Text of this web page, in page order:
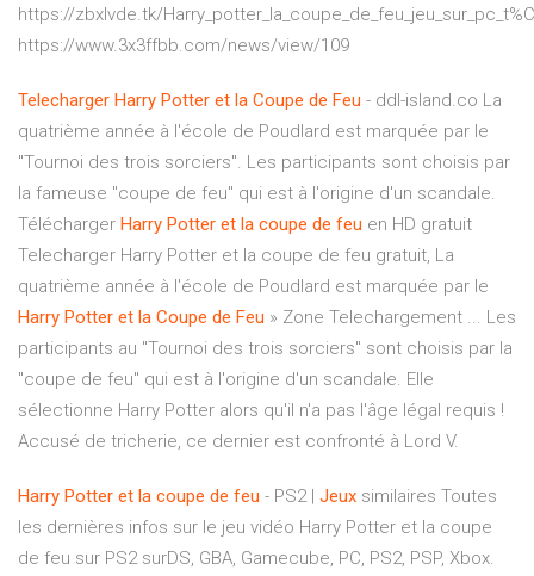
https://zbxlvde.tk/
https://www.3x3ffbb.com/news/view/109
Telecharger Harry Potter et la Coupe de Feu - ddl-island.co La
quatrième année à l'école de Poudlard est marquée par le
"Tournoi des trois sorciers". Les participants sont choisis par
la fameuse "coupe de feu" qui est à l'origine d'un scandale.
Télécharger Harry Potter et la coupe de feu en HD gratuit
Telecharger Harry Potter et la coupe de feu gratuit, La
quatrième année à l'école de Poudlard est marquée par le
Harry Potter et la Coupe de Feu » Zone Telechargement ... Les
participants au "Tournoi des trois sorciers" sont choisis par la
"coupe de feu" qui est à l'origine d'un scandale. Elle
sélectionne Harry Potter alors qu'il n'a pas l'âge légal requis !
Accusé de tricherie, ce dernier est confronté à Lord V.
Harry Potter et la coupe de feu - PS2 | Jeux similaires Toutes
les dernières infos sur le jeu vidéo Harry Potter et la coupe
de feu sur PS2 surDS, GBA, Gamecube, PC, PS2, PSP, Xbox.